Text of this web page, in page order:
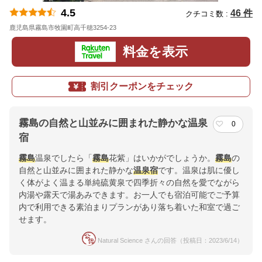
4.5 クチコミ数 : 46 件
鹿児島県霧島市牧園町高千穂3254-23
料金を表示
割引クーポンをチェック
霧島の自然と山並みに囲まれた静かな温泉
宿
0
霧島温泉でしたら「 霧島花紫」はいかがでしょうか。 霧島の
自然と山並みに囲まれた静かな温泉宿です。温泉は肌に優し
く体がよく温まる単純硫黄泉で四季折々の自然を愛でながら
内湯や露天で湯あみできます。お一人でも宿泊可能でご予算
内で利用できる素泊まりプランがあり落ち着いた和室で過ご
せます。
Natural Science さんの回答（投稿日：2023/6/14）